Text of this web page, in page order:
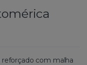
com malha